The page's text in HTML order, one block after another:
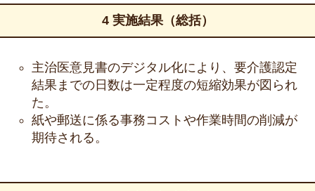
4 実施結果（総括）
主治医意見書のデジタル化により、要介護認定
結果までの日数は一定程度の短縮効果が図られ
た。
紙や郵送に係る事務コストや作業時間の削減が
期待される。